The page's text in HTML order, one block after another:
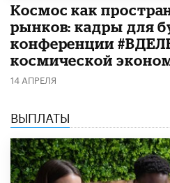
Космос как
рынков: кадры для
конференции
космической
14 АПРЕЛЯ
ВЫПЛАТЫ